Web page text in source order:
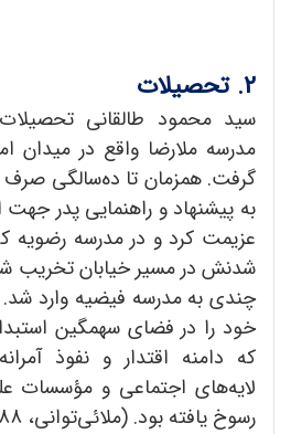
2. تحصیلات
سید محمود طالقانی
مدرسه ملارضا واقع در میدان
گرفت. همزمان تا ده‌سالگی صرف
به پیشنهاد و راهنمایی پدر
عزیمت کرد و در مدرسه رضویه
شدنش در مسیر خیابان تخریب
چندی به مدرسه فیضیه وارد
خود را در فضای سهمگین
که دامنه اقتدار و نفوذ
لایه‌های اجتماعی و مؤسسات
رسوخ یافته بود. (ملائی‌توانی، 1388: 23)